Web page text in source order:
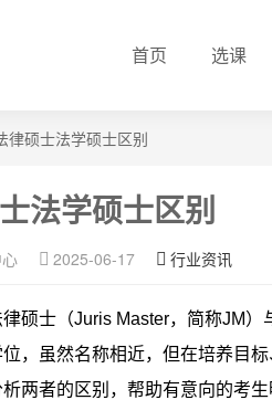
首页 选课
律硕士法学硕士区别
法学硕士区别
2025-06-17 行业资讯
硕士（Juris Master，简称JM
，虽然名称相近，但在培养目
两者的区别，帮助有意向的考生